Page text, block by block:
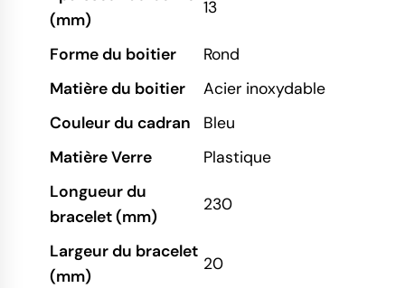
(mm)
13
Forme du boitier
Rond
Matière du boitier
Acier inoxydable
Couleur du cadran
Bleu
Matière Verre
Plastique
Longueur du
bracelet (mm)
230
Largeur du bracelet
(mm)
20